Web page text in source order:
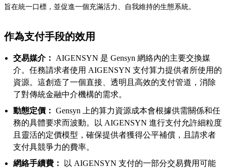
旨在統一口標，並促進一個充滿活力、自我維持的生態系統。
作為支付手段的效用
交易媒介：
AIGENSYN 是 Gensyn 網絡內的主要交換媒
介。任務請求者使用 AIGENSYN 支付算力提供者所使用的
資源。這創造了一個直接、透明且高效的支付管道，消除
了對傳統金融中介機構的需求。
動態定價： Gensyn 上的算力資源成本會根據供需關係和任
務的具體要求而波動。以 AIGENSYN 進行支付允許細粒度
且靈活的定價模型，確保提供者獲得公平補償，且請求者
支付具競爭力的費率。
網絡手續費：
以 AIGENSYN 支付的一部分交易費用可能